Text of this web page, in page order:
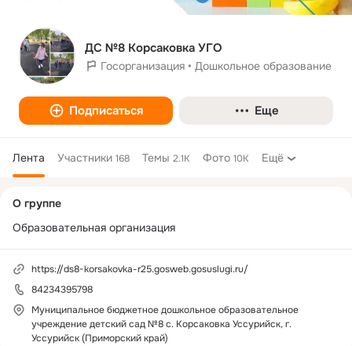
ДС №8 Корсаковка УГО
Госорганизация • Дошкольное образование
Подписаться Еще
Лента Участники 168 Темы 2.1K Фото 10K Ещё
колонка
О группе
Образовательная организация
https://ds8-korsakovka-r25.gosweb.gosuslugi.ru/
84234395798
Муниципальное бюджетное дошкольное образовательное
учреждение детский сад №8 с. Корсаковка Уссурийск, г.
Уссурийск (Приморский край)